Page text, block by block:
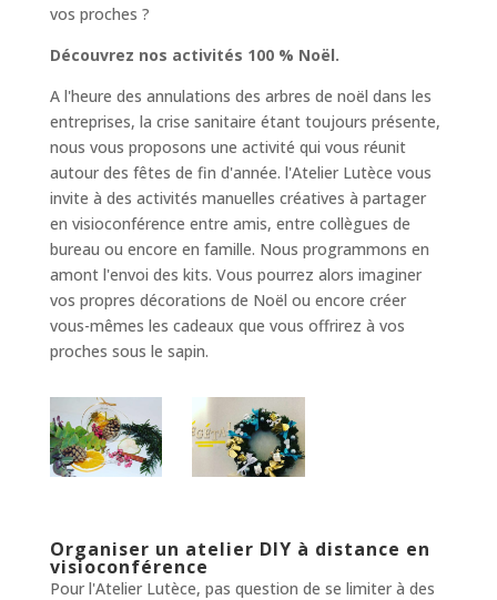
vos proches ?
Découvrez nos activités 100 % Noël.
A l'heure des annulations des arbres de noël dans les
entreprises, la crise sanitaire étant toujours présente,
nous vous proposons une activité qui vous réunit
autour des fêtes de fin d'année. l'Atelier Lutèce vous
invite à des activités manuelles créatives à partager
en visioconférence entre amis, entre collègues de
bureau ou encore en famille. Nous programmons en
amont l'envoi des kits. Vous pourrez alors imaginer
vos propres décorations de Noël ou encore créer
vous-mêmes les cadeaux que vous offrirez à vos
proches sous le sapin.
Organiser un atelier DIY à distance en
visioconférence
Pour l'Atelier Lutèce, pas question de se limiter à des